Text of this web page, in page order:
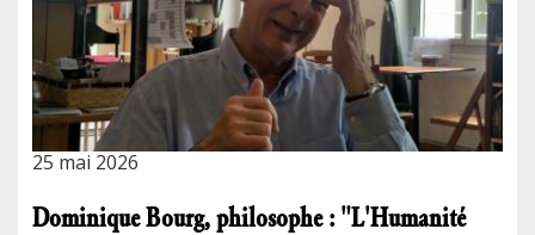
25 mai 2026
Dominique Bourg, philosophe : "L'Humanité